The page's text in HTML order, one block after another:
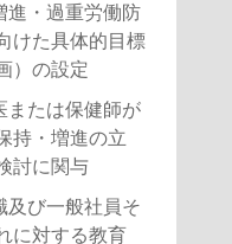
進・過重労働防
けた具体的目標
）の設定
または保健師が
持・増進の立
討に関与
及び一般社員そ
に対する教育